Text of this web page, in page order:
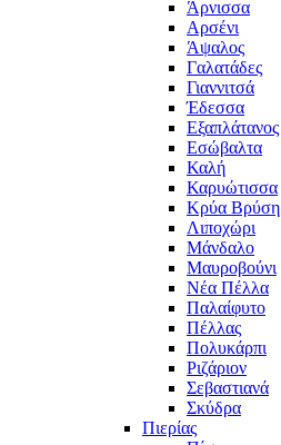
Άρνισσα
Αρσένι
Άψαλος
Γαλατάδες
Γιαννιτσά
Έδεσσα
Εξαπλάτανος
Εσώβαλτα
Καλή
Καρυώτισσα
Κρύα Βρύση
Λιποχώρι
Μάνδαλο
Μαυροβούνι
Νέα Πέλλα
Παλαίφυτο
Πέλλας
Πολυκάρπι
Ριζάριον
Σεβαστιανά
Σκύδρα
Πιερίας